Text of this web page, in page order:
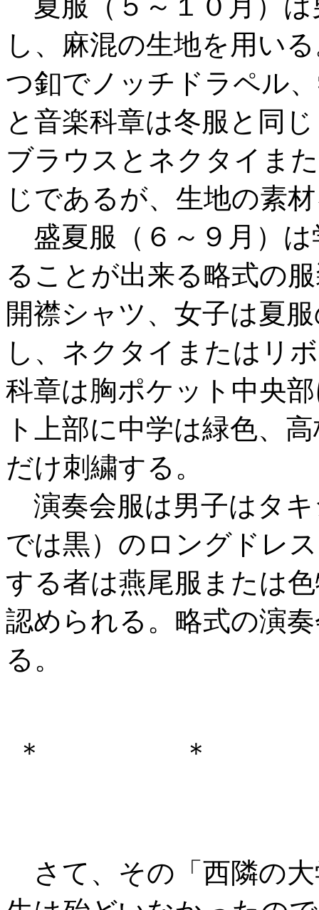
し、麻混の生地を用い
つ釦でノッチドラペル
と音楽科章は冬服と同
ブラウスとネクタイま
じであるが、生地の素
盛夏服（６～９月）は
ることが出来る略式の
開襟シャツ、女子は夏
し、ネクタイまたはリ
科章は胸ポケット中央
ト上部に中学は緑色、
だけ刺繍する。
演奏会服は男子はタキ
では黒）のロングドレ
する者は燕尾服または
認められる。略式の演
る。
＊
さて、その「西隣の